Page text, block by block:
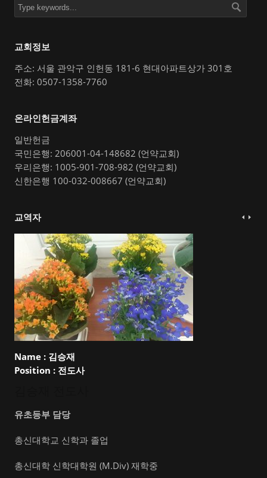
교회정보
주소: 서울 관악구 인헌동 181-6 현대아파트상가 301호
전화: 0507-1358-7760
온라인헌금계좌
일반헌금
국민은행: 206001-04-148682 (언약교회)
우리은행: 1005-901-708-982 (언약교회)
신한은행 100-032-008667 (언약교회)
교역자
Name : 김승재
Position : 전도사
유초등부 담당
총신대학교 신학과 졸업
총신대학 신학대학원 (M.Div) 재학중